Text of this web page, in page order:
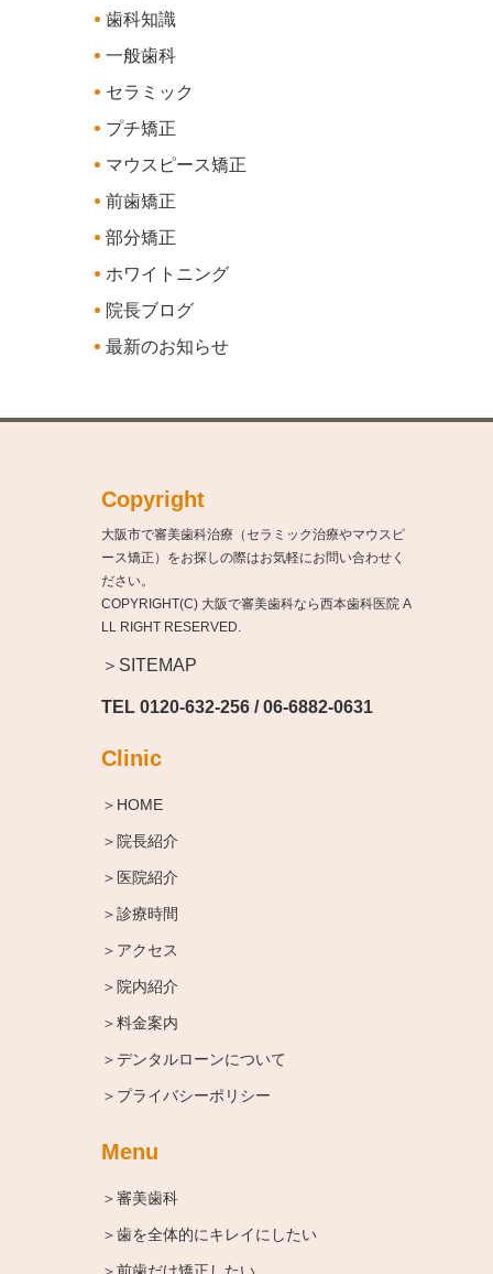
歯科知識
一般歯科
セラミック
プチ矯正
マウスピース矯正
前歯矯正
部分矯正
ホワイトニング
院長ブログ
最新のお知らせ
Copyright
大阪市で審美歯科治療（セラミック治療やマウスピ
ース矯正）をお探しの際はお気軽にお問い合わせく
ださい。
COPYRIGHT(C) 大阪で審美歯科なら西本歯科医院 A
LL RIGHT RESERVED.
＞SITEMAP
TEL 0120-632-256 /06-6882-0631
Clinic
＞HOME
＞院長紹介
＞医院紹介
＞診療時間
＞アクセス
＞院内紹介
＞料金案内
＞デンタルローンについて
＞プライバシーポリシー
Menu
＞審美歯科
＞歯を全体的にキレイにしたい